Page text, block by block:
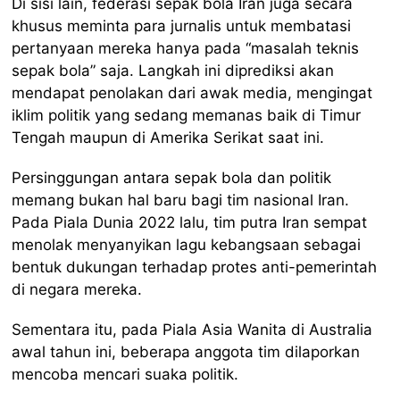
Di sisi lain, federasi sepak bola Iran juga secara
khusus meminta para jurnalis untuk membatasi
pertanyaan mereka hanya pada “masalah teknis
sepak bola” saja. Langkah ini diprediksi akan
mendapat penolakan dari awak media, mengingat
iklim politik yang sedang memanas baik di Timur
Tengah maupun di Amerika Serikat saat ini.
Persinggungan antara sepak bola dan politik
memang bukan hal baru bagi tim nasional Iran.
Pada Piala Dunia 2022 lalu, tim putra Iran sempat
menolak menyanyikan lagu kebangsaan sebagai
bentuk dukungan terhadap protes anti-pemerintah
di negara mereka.
Sementara itu, pada Piala Asia Wanita di Australia
awal tahun ini, beberapa anggota tim dilaporkan
mencoba mencari suaka politik.